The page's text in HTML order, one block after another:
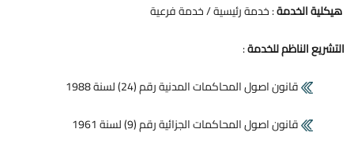
هيكلية الخدمة: خدمة رئيسية / خدمة فرعية
التشريع الناظم للخدمة:
قانون اصول المحاكمات المدنية رقم (24) لسنة 1988
قانون اصول المحاكمات الجزائية رقم (9) لسنة 1961